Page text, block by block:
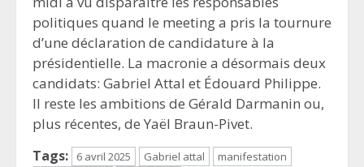
politiques quand le meeting a pris la tournure
d’une déclaration de candidature à la
présidentielle. La macronie a désormais deux
candidats: Gabriel Attal et Édouard Philippe.
Il reste les ambitions de Gérald Darmanin ou,
plus récentes, de Yaël Braun-Pivet.
Tags: 6 avril 2025 Gabriel attal
manifestation